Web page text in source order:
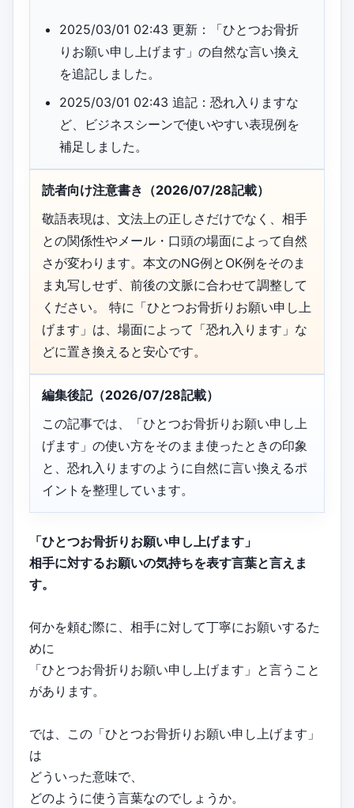
2025/03/01 02:43 更新：「ひとつお骨折
りお願い申し上げます」の自然な言い換え
を追記しました。
2025/03/01 02:43 追記：恐れ入りますな
ど、ビジネスシーンで使いやすい表現例を
補足しました。
読者向け注意書き（2026/07/28記載）
敬語表現は、文法上の正しさだけでなく、相手
との関係性やメール・口頭の場面によって自然
さが変わります。本文のNG例とOK例をそのま
ま丸写しせず、前後の文脈に合わせて調整して
ください。 特に「ひとつお骨折りお願い申し上
げます」は、場面によって「恐れ入ります」な
どに置き換えると安心です。
編集後記（2026/07/28記載）
この記事では、「ひとつお骨折りお願い申し上
げます」の使い方をそのまま使ったときの印象
と、恐れ入りますのように自然に言い換えるポ
イントを整理しています。
「ひとつお骨折りお願い申し上げます」
相手に対するお願いの気持ちを表す言葉と言えま
す。
何かを頼む際に、相手に対して丁寧にお願いするた
めに
「ひとつお骨折りお願い申し上げます」と言うこと
があります。
では、この「ひとつお骨折りお願い申し上げます」
は
どういった意味で、
どのように使う言葉なのでしょうか。